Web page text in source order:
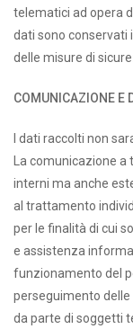
telematici ad opera
dati sono conservati
delle misure di
COMUNICAZIONE E
I dati raccolti non
La comunicazione
interni ma anche
al trattamento
per le finalità di cui
e assistenza
funzionamento del
perseguimento
da parte di soggetti